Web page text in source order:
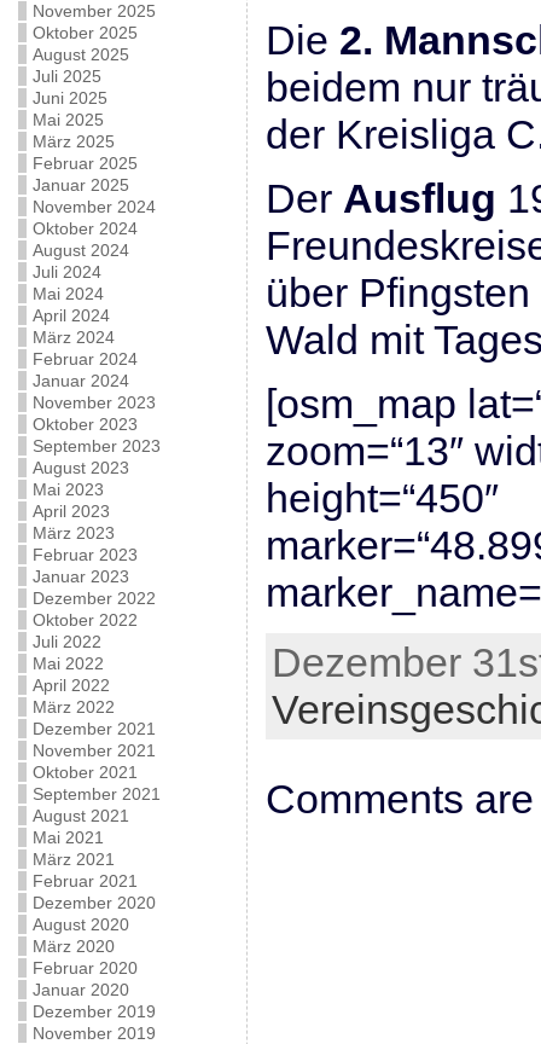
November 2025
Oktober 2025
August 2025
Juli 2025
Juni 2025
Mai 2025
März 2025
Februar 2025
Januar 2025
November 2024
Oktober 2024
August 2024
Juli 2024
Mai 2024
April 2024
März 2024
Februar 2024
Januar 2024
November 2023
Oktober 2023
September 2023
August 2023
Mai 2023
April 2023
März 2023
Februar 2023
Januar 2023
Dezember 2022
Oktober 2022
Juli 2022
Mai 2022
April 2022
März 2022
Dezember 2021
November 2021
Oktober 2021
September 2021
August 2021
Mai 2021
März 2021
Februar 2021
Dezember 2020
August 2020
März 2020
Februar 2020
Januar 2020
Dezember 2019
November 2019
Die 2.
beidem nur
der Kreisliga
Der Ausflug
über
Wald mit
[osm_map
zoom=“13″
height=“450″
Dezember
Comments